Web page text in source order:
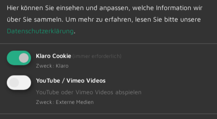
Zur Übersicht
17.01.2025 Amtliche Bekanntmachungen
Hier können Sie einsehen und anpassen, welche Information wir
über Sie sammeln. Um mehr zu erfahren, lesen Sie bitte unsere
Datenschutzerklärung.
Klaro Cookie (immer erforderlich)
Zweck : Klaro
YouTube / Vimeo Videos
YouTube oder Vimeo Videos abspielen
Zweck : Externe Medien